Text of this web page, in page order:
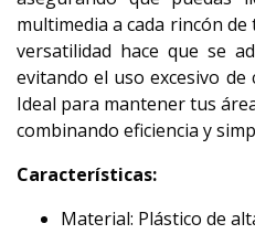
multimedia a cada rincón
versatilidad hace que se
evitando el uso excesivo de
Ideal para mantener tus
combinando eficiencia y
Características:
Material: Plástico de